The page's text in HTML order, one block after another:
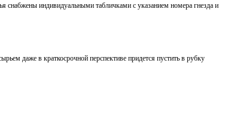
снабжены индивидуальными табличками с указанием номера гнезда и
даже в краткосрочной перспективе придется пустить в рубку